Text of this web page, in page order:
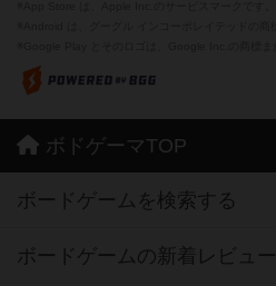
ボドゲーマTOP
ボードゲームを検索する
ボードゲームの新着レビュー